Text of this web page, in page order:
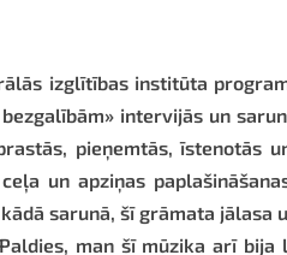
izglītības institūta
intervijās un
pieņemtās, īstenotās
un apziņas
sarunā, šī grāmata jālasa
man šī mūzika arī